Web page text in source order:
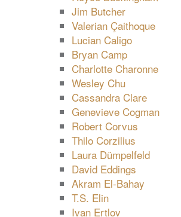
Jim Butcher
Valerian Çaithoque
Lucian Caligo
Bryan Camp
Charlotte Charonne
Wesley Chu
Cassandra Clare
Genevieve Cogman
Robert Corvus
Thilo Corzilius
Laura Dümpelfeld
David Eddings
Akram El-Bahay
T.S. Elin
Ivan Ertlov